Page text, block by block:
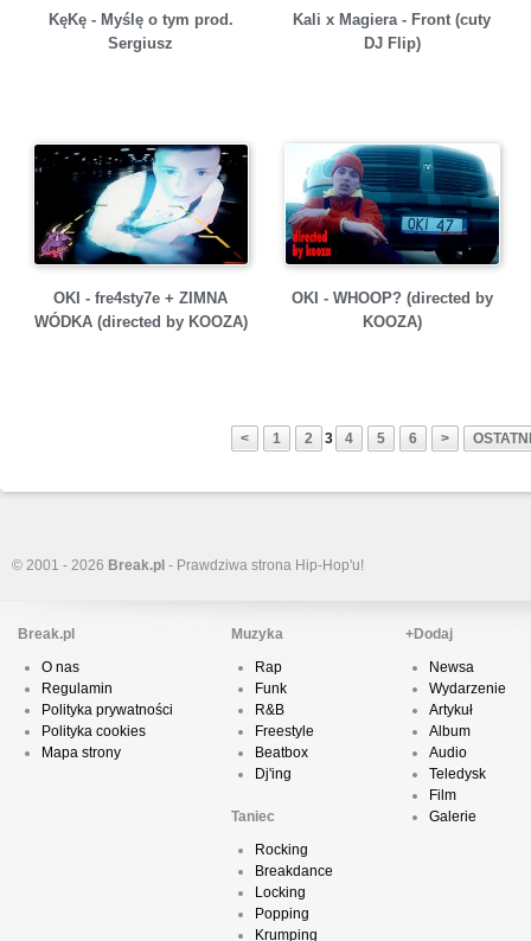
KęKę - Myślę o tym prod.
Sergiusz
Kali x Magiera - Front (cuty
DJ Flip)
OKI - fre4sty7e + ZIMNA
WÓDKA (directed by KOOZA)
OKI - WHOOP? (directed by
KOOZA)
< 1 2 3 4 5 6 >
© 2001 - 2026 Break.pl - Prawdziwa strona Hip-Hop'u!
Break.pl
O nas
Regulamin
Polityka prywatności
Polityka cookies
Mapa strony
Muzyka
Rap
Funk
R&B
Freestyle
Beatbox
Dj'ing
Taniec
Rocking
Breakdance
Locking
Popping
Krumping
+Dodaj
Newsa
Wydarzenie
Artykuł
Album
Audio
Teledysk
Film
Galerie